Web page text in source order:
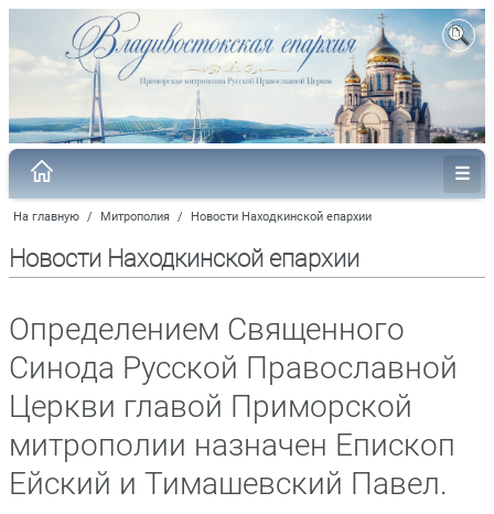
На главную / Митрополия / Новости Находкинской епархии
Новости Находкинской епархии
Определением Священного
Синода Русской Православной
Церкви главой Приморской
митрополии назначен Епископ
Ейский и Тимашевский Павел.